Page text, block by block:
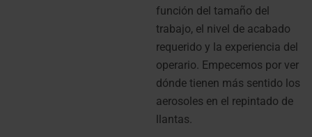
función del tamaño del
trabajo, el nivel de acabado
requerido y la experiencia del
operario. Empecemos por ver
dónde tienen más sentido los
aerosoles en el repintado de
llantas.